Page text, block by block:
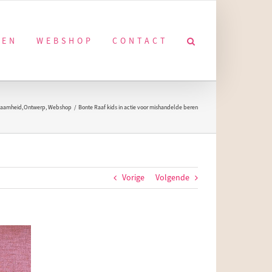
WEBSHOP CONTACT
Ontwerp Webshop Bonte Raaf kids in actie voor mishandelde beren
Vorige Volgende